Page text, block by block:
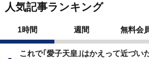
人気記事ランキング
1時間 週間 無料会
これで｢愛子天皇｣はかえって近づい